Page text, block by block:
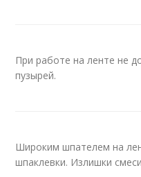
При работе на ленте не
пузырей.
Широким шпателем на
шпаклевки. Излишки